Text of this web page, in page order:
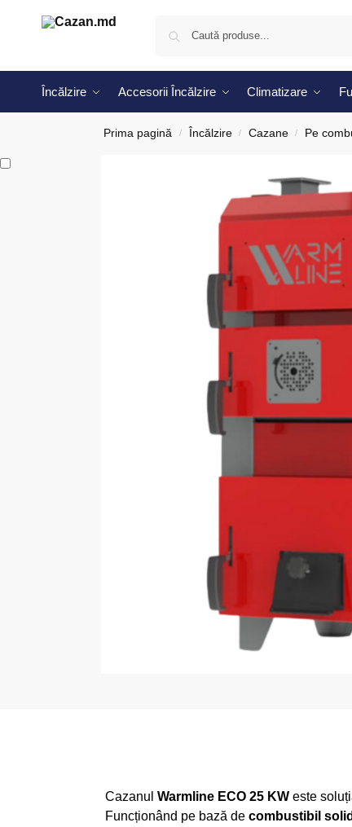
Încălzire Accesorii Încălzire Climatizare
Prima pagină / Încălzire / Cazane / Pe
Cazanul Warmline ECO 25 KWeste
Funcționând pe bază de combustibil solid